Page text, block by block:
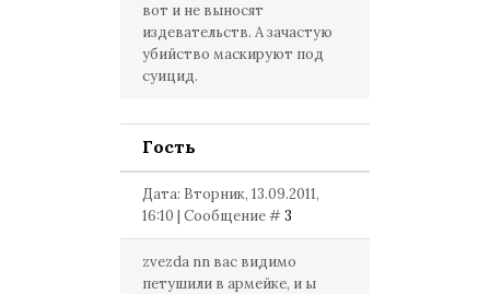
вот и не выносят
издевательств. А зачастую
убийство маскируют под
суицид.
Гость
Дата: Вторник, 13.09.2011,
16:10 | Сообщение #3
zvezda nn вас видимо
петушили в армейке, и ы